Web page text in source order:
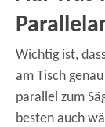
Wichtig ist,
am Tisch
parallel zum
besten auch